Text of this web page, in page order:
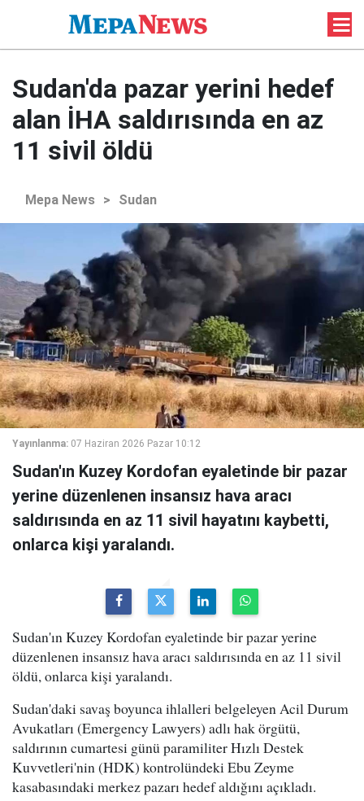
Sudan'da pazar yerini hedef
alan İHA saldırısında en az
11 sivil öldü
Mepa News > Sudan
Yayınlanma: 07 Haziran 2026 Pazar 10:12
Sudan'ın Kuzey Kordofan eyaletinde bir pazar
yerine düzenlenen insansız hava aracı
saldırısında en az 11 sivil hayatını kaybetti,
onlarca kişi yaralandı.
Sudan'ın Kuzey Kordofan eyaletinde bir pazar yerine
düzenlenen insansız hava aracı saldırısında en az 11 sivil
öldü, onlarca kişi yaralandı.
Sudan'daki savaş boyunca ihlalleri belgeleyen Acil Durum
Avukatları (Emergency Lawyers) adlı hak örgütü,
saldırının cumartesi günü paramiliter Hızlı Destek
Kuvvetleri'nin (HDK) kontrolündeki Ebu Zeyme
kasabasındaki merkez pazarı hedef aldığını açıkladı.